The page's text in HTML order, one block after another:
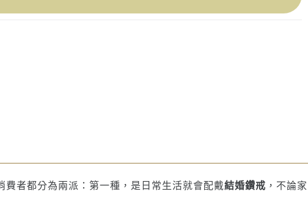
費者都分為兩派：第一種，是日常生活就會配戴結婚鑽戒 ，不論家